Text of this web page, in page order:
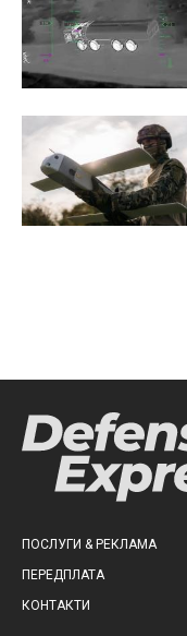
ПОСЛУГИ & РЕКЛАМА
ПЕРЕДПЛАТА
КОНТАКТИ